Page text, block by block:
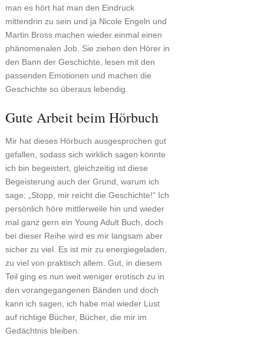
man es hört hat man den Eindruck
mittendrin zu sein und ja Nicole Engeln und
Martin Bross machen wieder einmal einen
phänomenalen Job. Sie ziehen den Hörer in
den Bann der Geschichte, lesen mit den
passenden Emotionen und machen die
Geschichte so überaus lebendig.
Gute Arbeit beim Hörbuch
Mir hat dieses Hörbuch ausgesprochen gut
gefallen, sodass sich wirklich sagen könnte
ich bin begeistert, gleichzeitig ist diese
Begeisterung auch der Grund, warum ich
sage: „Stopp, mir reicht die Geschichte!“ Ich
persönlich höre mittlerweile hin und wieder
mal ganz gern ein Young Adult Buch, doch
bei dieser Reihe wird es mir langsam aber
sicher zu viel. Es ist mir zu energiegeladen,
zu viel von praktisch allem. Gut, in diesem
Teil ging es nun weit weniger erotisch zu in
den vorangegangenen Bänden und doch
kann ich sagen, ich habe mal wieder Lust
auf richtige Bücher, Bücher, die mir im
Gedächtnis bleiben.